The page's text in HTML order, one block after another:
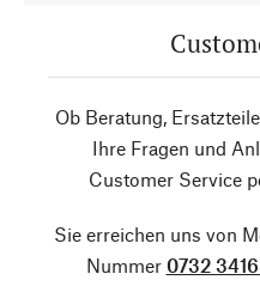
Ob Beratung,
Ihre Fragen und
Customer Service
Sie erreichen uns von
Nummer 0732